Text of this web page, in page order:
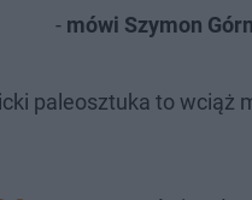
- mówi Szymon
paleosztuka to wciąż